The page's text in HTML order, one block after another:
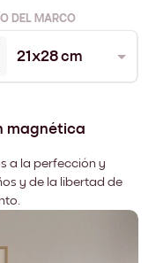
DEL MARCO
21x28 cm
magnética
a la perfección y
y de la libertad de